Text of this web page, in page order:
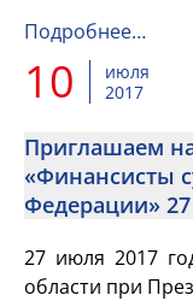
Подробнее…
10
июля
2017
Приглашаем
«Финансисты
Федерации»
27 июля 2017
области при